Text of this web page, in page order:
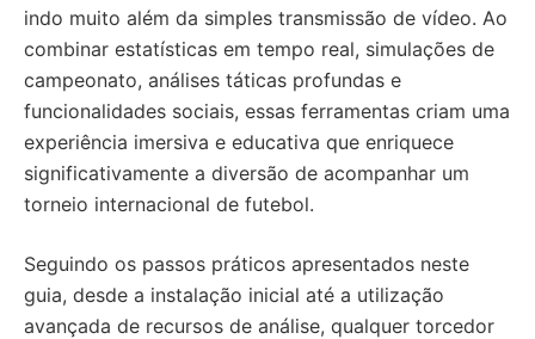
indo muito além da simples transmissão de vídeo. Ao
combinar estatísticas em tempo real, simulações de
campeonato, análises táticas profundas e
funcionalidades sociais, essas ferramentas criam uma
experiência imersiva e educativa que enriquece
significativamente a diversão de acompanhar um
torneio internacional de futebol.
Seguindo os passos práticos apresentados neste
guia, desde a instalação inicial até a utilização
avançada de recursos de análise, qualquer torcedor